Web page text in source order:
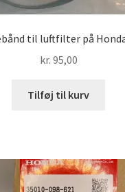
til luftfilter på Honda
kr. 95,00
Tilføj til kurv